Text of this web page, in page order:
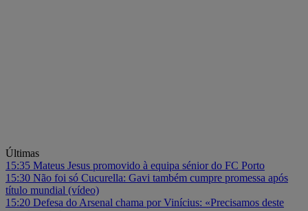
Últimas
15:35 Mateus Jesus promovido à equipa sénior do FC Porto
15:30 Não foi só Cucurella: Gavi também cumpre promessa após
título mundial (vídeo)
15:20 Defesa do Arsenal chama por Vinícius: «Precisamos deste